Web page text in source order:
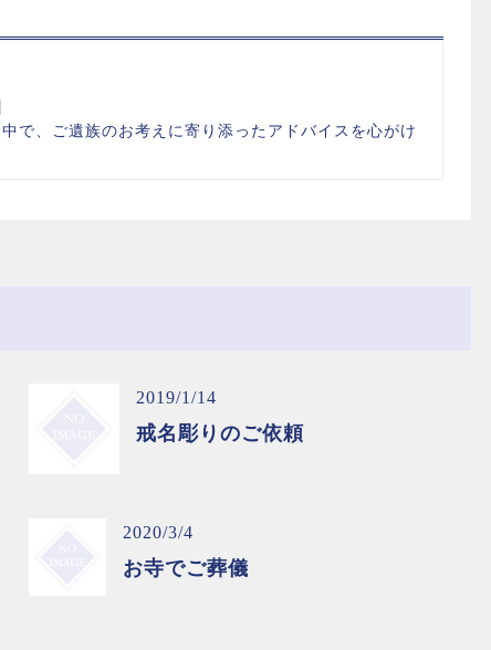
で、ご遺族のお考えに寄り添ったアドバイスを心がけ
2019/1/14
戒名彫りのご依頼
2020/3/4
お寺でご葬儀